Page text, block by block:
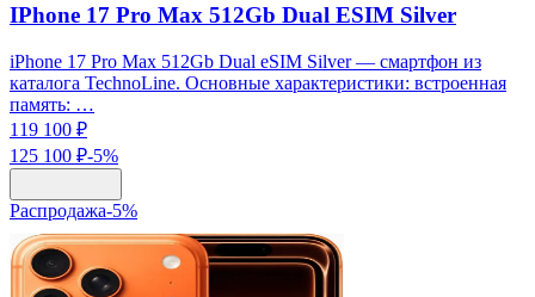
IPhone 17 Pro Max 512Gb Dual ESIM Silver
iPhone 17 Pro Max 512Gb Dual eSIM Silver — смартфон из
каталога TechnoLine. Основные характеристики: встроенная
память: …
119 100 ₽
125 100 ₽-5%
Распродажа-5%